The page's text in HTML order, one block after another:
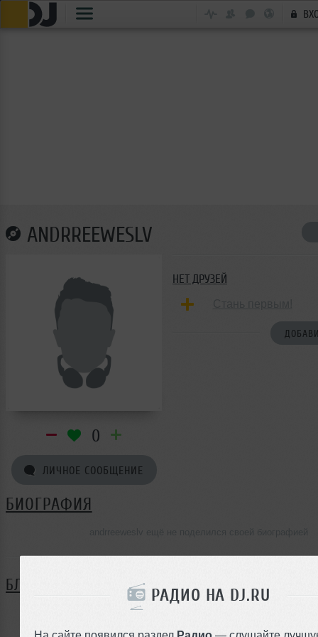
РАДИО НА DJ.RU
На сайте появился раздел Радио — слушайте
ANDRREEWESLV
0
ЛИЧНОЕ СООБЩЕНИЕ
НЕТ ДРУЗЕЙ
БИОГРАФИЯ
БЛОГ